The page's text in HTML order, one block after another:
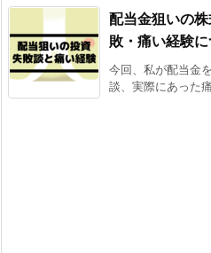
配当金狙いの
敗・痛い経験
今回、私が配当金
談、実際にあった